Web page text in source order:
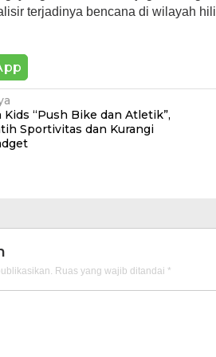
terjadinya bencana di wilayah
“Push Bike dan Atletik”,
Sportivitas dan Kurangi
Ruas yang wajib ditandai *